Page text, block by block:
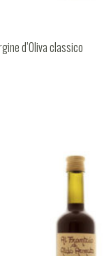
d’Oliva classico